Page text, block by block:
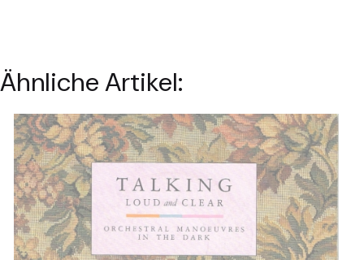
Ähnliche Artikel: